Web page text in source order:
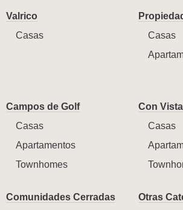
Valrico
Casas
Casas
Campos de Golf
Casas
Apartamentos
Townhomes
Con
Casas
Comunidades Cerradas
Otras